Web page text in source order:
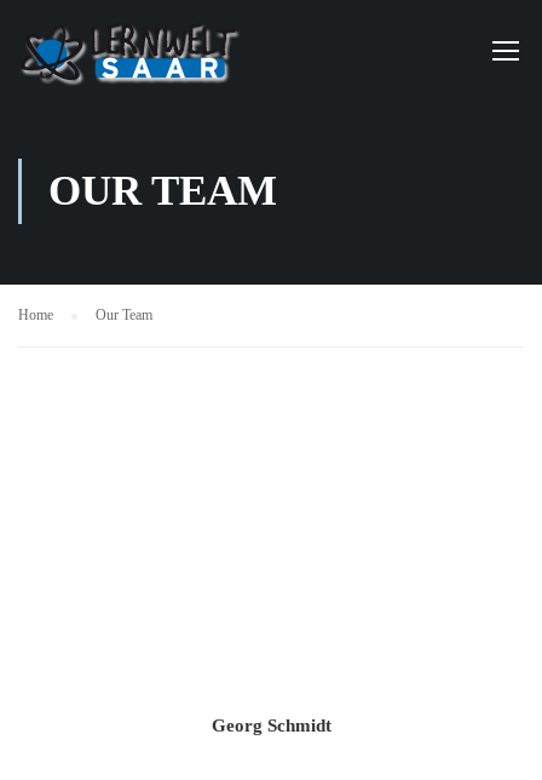
OUR TEAM
Home Our Team
Georg Schmidt